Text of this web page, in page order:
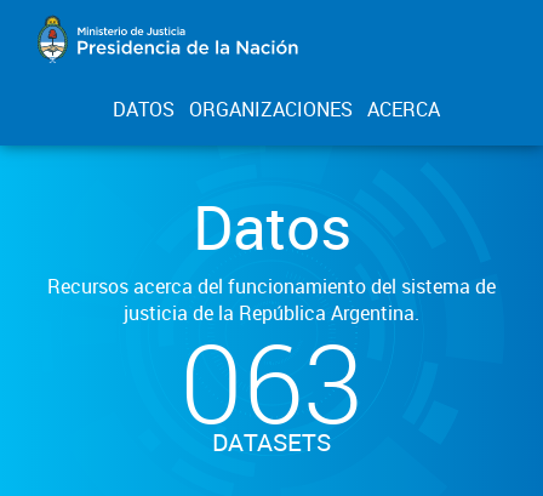
DATOS ORGANIZACIONES ACERCA
Datos
Recursos acerca del funcionamiento del sistema de
justicia de la República Argentina.
063
DATASETS